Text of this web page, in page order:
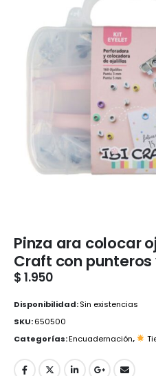
Pinza ara colocar
Craft con
$ 1.950
Disponibilidad:Sin existencias
SKU:650500
Categorías:Encuadernación,